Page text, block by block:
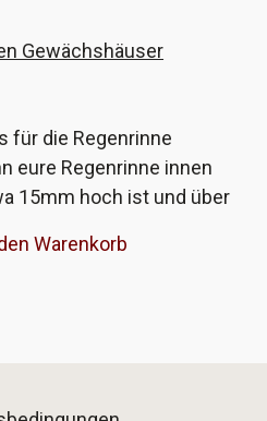
Gewächshäuser
für die Regenrinne
eure Regenrinne innen
15mm hoch ist und über
Wenn nicht, gebt
Warenkorb